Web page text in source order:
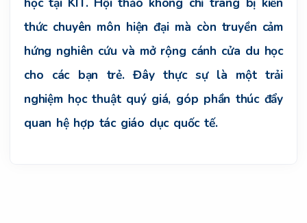
thức chuyên môn hiện đại mà còn truyền cảm
hứng nghiên cứu và mở rộng cánh cửa du học
cho các bạn trẻ. Đây thực sự là một trải
nghiệm học thuật quý giá, góp phần thúc đẩy
quan hệ hợp tác giáo dục quốc tế.